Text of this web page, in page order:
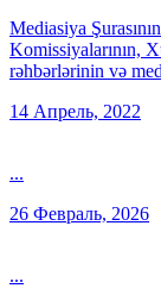
Mediasiya
Komissiyalarının,
rəhbərlərinin və
14 Апрель, 2022
...
26 Февраль, 2026
...